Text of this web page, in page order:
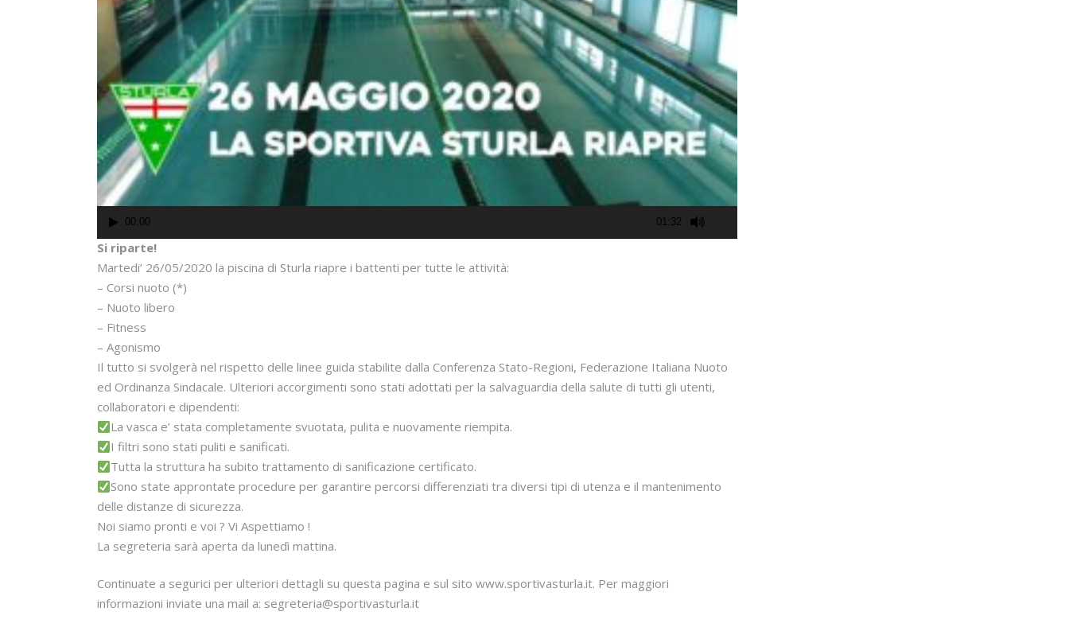
00:00 01:32
Si riparte!
Martedi’ 26/05/2020 la piscina di Sturla riapre i battenti per tutte le attività:
– Corsi nuoto (*)
– Nuoto libero
– Fitness
– Agonismo
Il tutto si svolgerà nel rispetto delle linee guida stabilite dalla Conferenza Stato-Regioni, Federazione Italiana Nuoto
ed Ordinanza Sindacale. Ulteriori accorgimenti sono stati adottati per la salvaguardia della salute di tutti gli utenti,
collaboratori e dipendenti:
La vasca e’ stata completamente svuotata, pulita e nuovamente riempita.
I filtri sono stati puliti e sanificati.
Tutta la struttura ha subito trattamento di sanificazione certificato.
Sono state approntate procedure per garantire percorsi differenziati tra diversi tipi di utenza e il mantenimento
delle distanze di sicurezza.
Noi siamo pronti e voi ? Vi Aspettiamo !
La segreteria sarà aperta da lunedì mattina.
Continuate a segurici per ulteriori dettagli su questa pagina e sul sito www.sportivasturla.it. Per maggiori
informazioni inviate una mail a: segreteria@sportivasturla.it